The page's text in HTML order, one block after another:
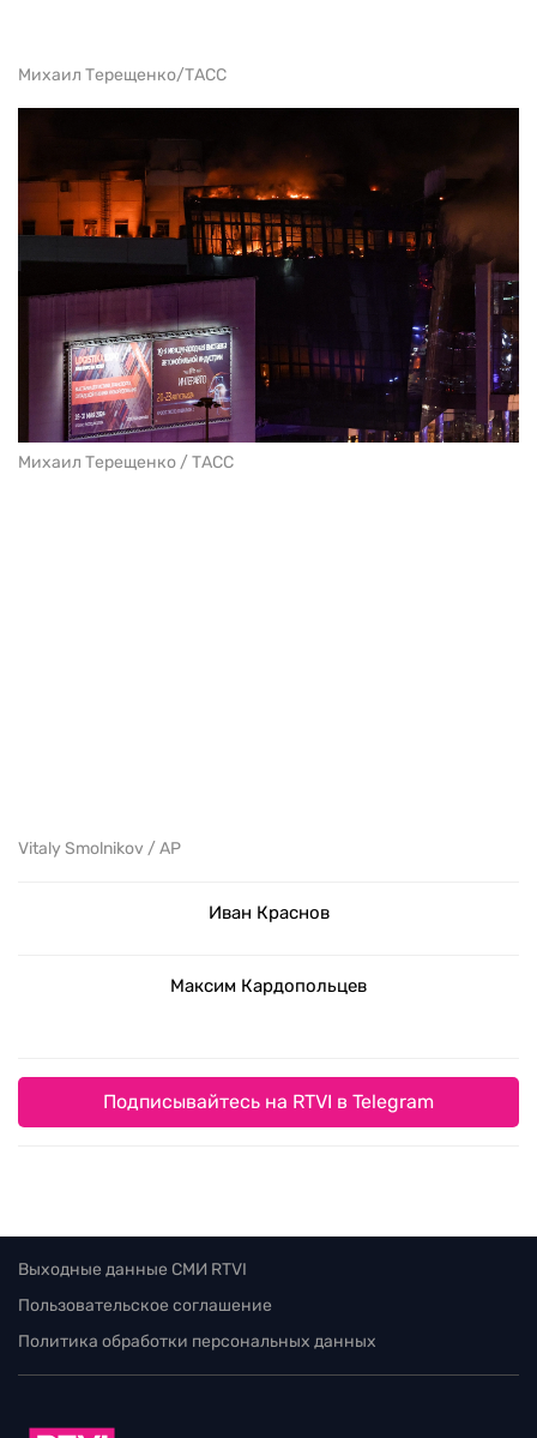
Михаил Терещенко/ТАСС
Михаил Терещенко / ТАСС
Vitaly Smolnikov / AP
Иван Краснов
Максим Кардопольцев
Подписывайтесь на RTVI в Telegram
Выходные данные СМИ RTVI
Пользовательское соглашение
Политика обработки персональных данных